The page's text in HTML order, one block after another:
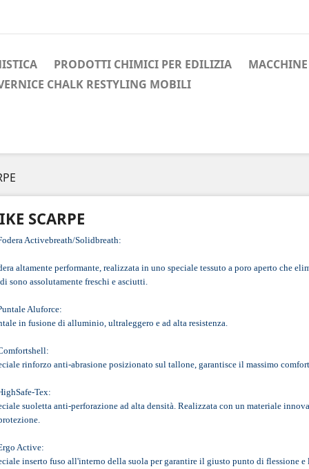
PRODOTTI CHIMICI PER EDILIZIA
CHALK RESTYLING MOBILI
SCARPE
Activebreath/Solidbreath:
altamente performante, realizzata in uno speciale tessuto a poro aperto che
sono assolutamente freschi e asciutti.
Aluforce:
in fusione di alluminio, ultraleggero e ad alta resistenza.
rinforzo anti-abrasione posizionato sul tallone, garantisce il massimo
Tex:
suoletta anti-perforazione ad alta densità. Realizzata con un materiale
Active:
inserto fuso all'interno della suola per garantire il giusto punto di flessione e